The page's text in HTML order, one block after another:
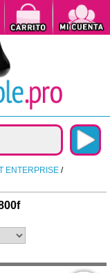
ENTERPRISE /